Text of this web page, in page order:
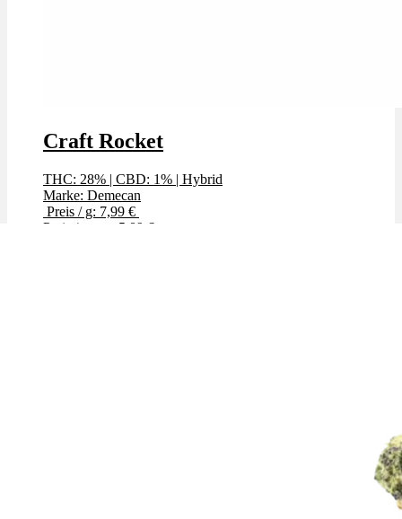
Craft Rocket
THC: 28% | CBD: 1% | Hybrid
Marke: Demecan
Preis / g: 7,99 €
Preis / g: nur 5,89 €